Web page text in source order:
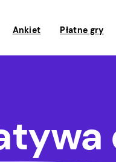
Ankiet Płatne gry